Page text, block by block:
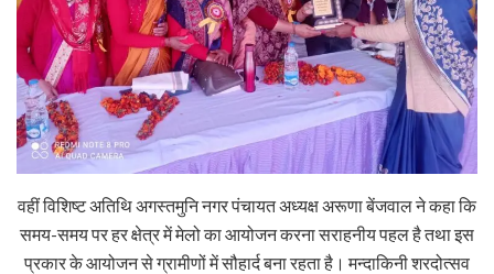
वहीं विशिष्ट अतिथि अगस्तमुनि नगर पंचायत अध्यक्ष अरूणा बेंजवाल ने कहा कि
समय-समय पर हर क्षेत्र में मेलो का आयोजन करना सराहनीय पहल है तथा इस
प्रकार के आयोजन से ग्रामीणों में सौहार्द बना रहता है। मन्दाकिनी शरदोत्सव